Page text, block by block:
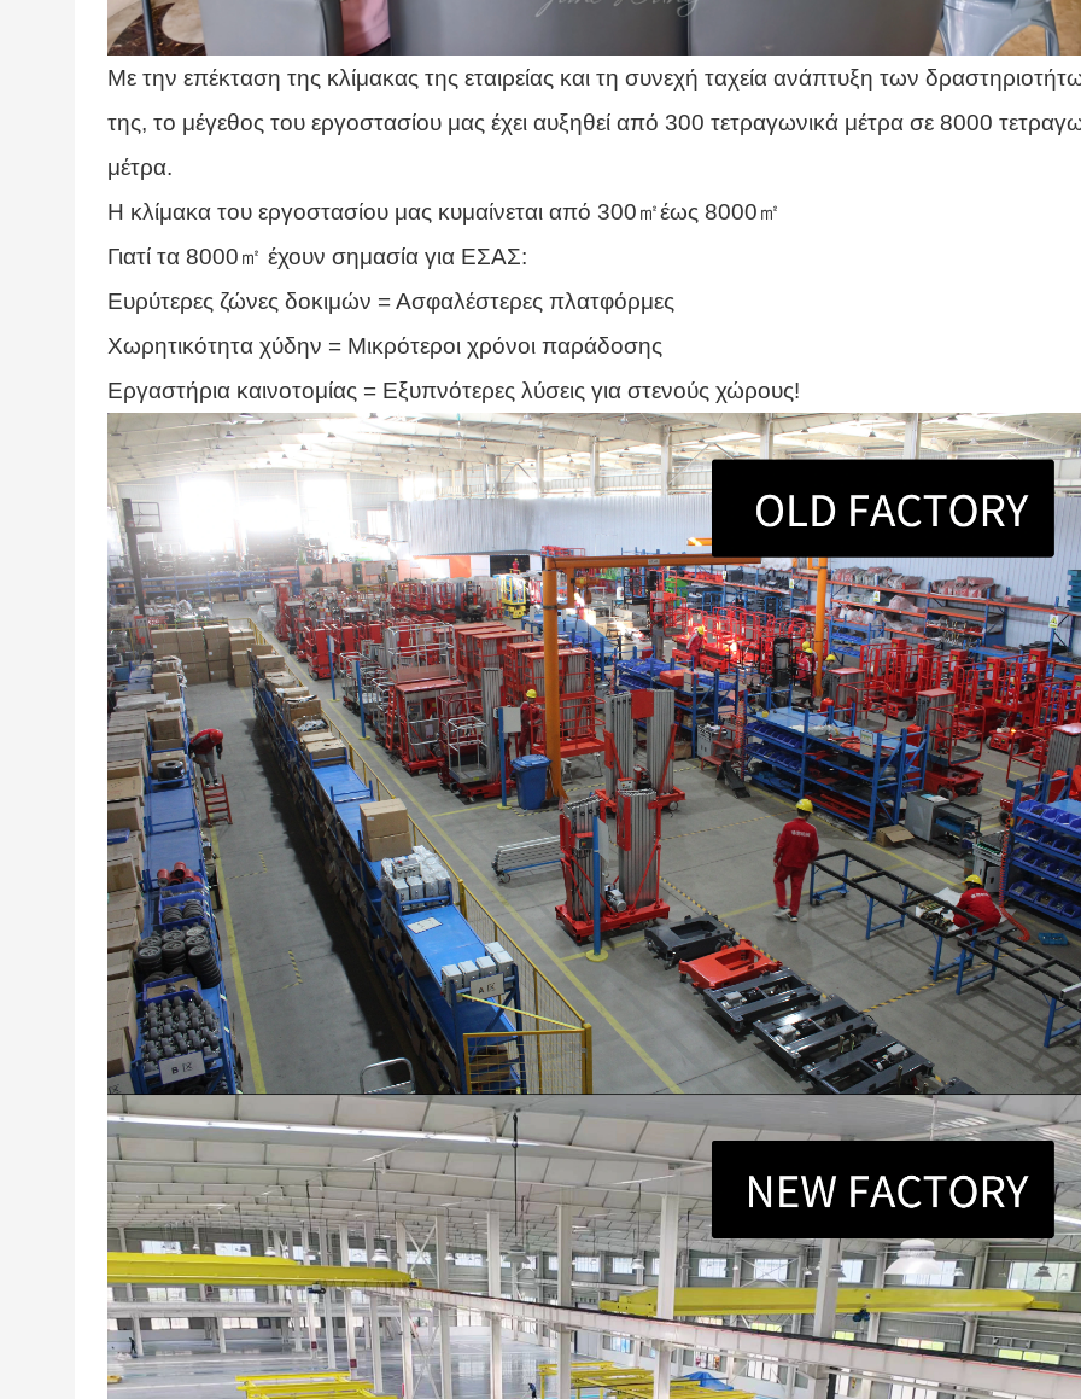
Με την επέκταση της κλίμακας της εταιρείας και τη συνεχή ταχεία ανάπτυξη των
της, το μέγεθος του εργοστασίου μας έχει αυξηθεί από 300 τετραγωνικά μέτρα σε 8000
μέτρα.
Η κλίμακα του εργοστασίου μας κυμαίνεται από 300㎡έως 8000㎡
Γιατί τα 8000㎡ έχουν σημασία για ΕΣΑΣ:
Ευρύτερες ζώνες δοκιμών = Ασφαλέστερες πλατφόρμες
Χωρητικότητα χύδην = Μικρότεροι χρόνοι παράδοσης
Εργαστήρια καινοτομίας = Εξυπνότερες λύσεις για στενούς χώρους!